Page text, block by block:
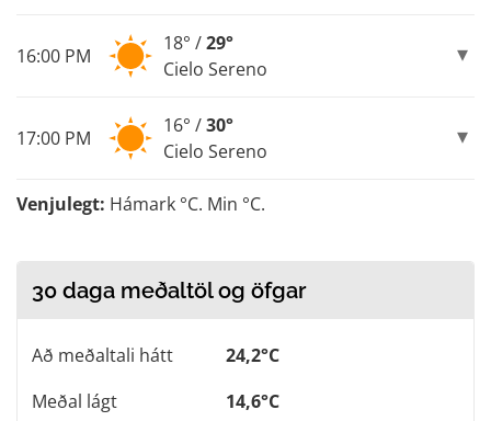
16:00 PM
18° /29°
Cielo Sereno
17:00 PM
16° /30°
Cielo Sereno
Venjulegt: Hámark °C. Min °C.
30 daga meðaltöl og öfgar
Að meðaltali hátt
24,2°C
Meðal lágt
14,6°C